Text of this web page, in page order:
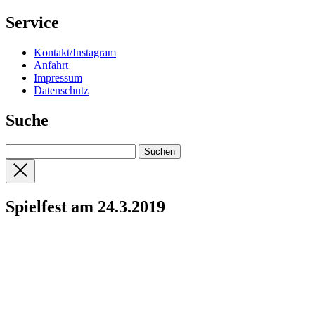
Service
Kontakt/Instagram
Anfahrt
Impressum
Datenschutz
Suche
Spielfest am 24.3.2019